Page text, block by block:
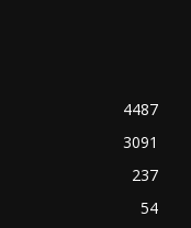
4487
3091
237
54